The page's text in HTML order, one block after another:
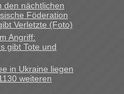
Grenze Richtung Polen
ging dann
Pass dabei waren“
• Re: An
Polen und
den nächtlichen
Föderation
Verletzte (Foto)
Angriff:
gibt Tote und
in Ukraine liegen
weiteren